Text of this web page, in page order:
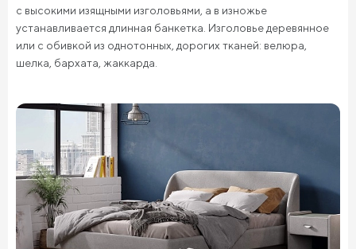
с высокими изящными изголовьями, а в изножье
устанавливается длинная банкетка. Изголовье деревянное
или с обивкой из однотонных, дорогих тканей: велюра,
шелка, бархата, жаккарда.